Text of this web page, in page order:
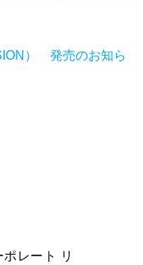
） 発売のお知ら
レート リ